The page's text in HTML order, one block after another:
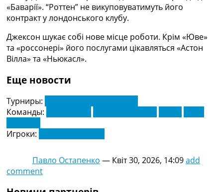
Рейтинг країн УЄФА
Рейтинг клубів УЄФА
Телепрограма
RU
Головна
Футбольні трансфери
Останні коментарі
Конкурс прогнозів
Логін
«Баварії». “Роттен” не викуповуватимуть його
контракт у лондонського клубу.
Джексон шукає собі нове місце роботи. Крім «Юве»
та «россонері» його послугами цікавляться «Астон
Вілла» та «Ньюкасл».
Еще новости
Турниры:
Команды:
Игроки:
Павло Остапенко — Квіт 30, 2026, 14:09add
comment